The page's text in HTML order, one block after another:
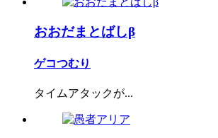
おおだまとばしβ
ゲコつむり
タイムアタックが...